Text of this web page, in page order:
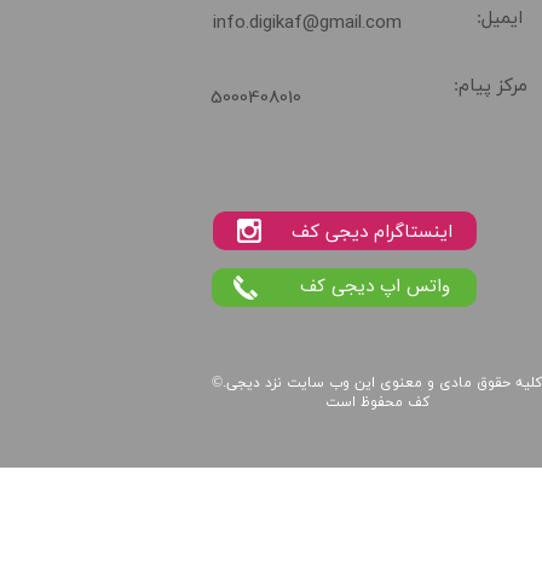
info.digikaf@gmail.com
©. کلیه حقوق مادی و معنوی این وب سایت نزددیجی
کف محفوظ است
ایمیل:
مرکز پیام: 5000408010
واتس اپ دیجی کف